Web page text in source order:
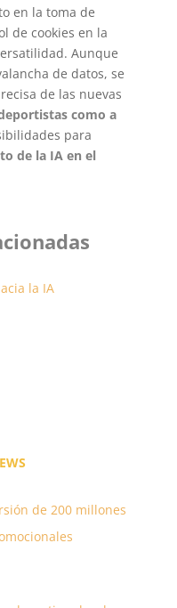
en la toma de
de cookies en la
Aunque
de datos, se
de las nuevas
como a
para
de la IA en el
la IA
de 200 millones